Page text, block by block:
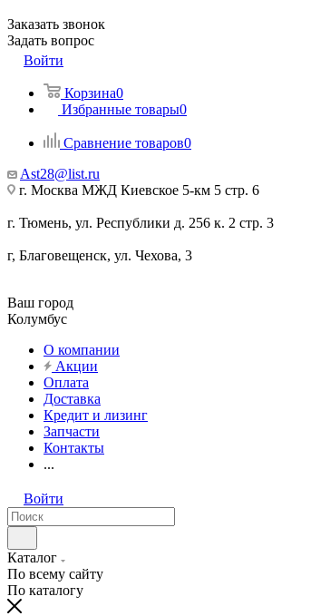
Заказать звонок
Задать вопрос
Войти
Корзина0
Избранные товары0
Сравнение товаров0
Ast28@list.ru
г. Москва МЖД Киевское 5-км 5 стр. 6
г. Тюмень, ул. Республики д. 256 к. 2 стр. 3
г, Благовещенск, ул. Чехова, 3
Ваш город
Колумбус
О компании
Акции
Оплата
Доставка
Кредит и лизинг
Запчасти
Контакты
...
Войти
Каталог
По всему сайту
По каталогу